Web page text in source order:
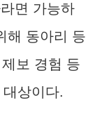
면 가능하
해 동아리 등
보 경험 등
상이다.